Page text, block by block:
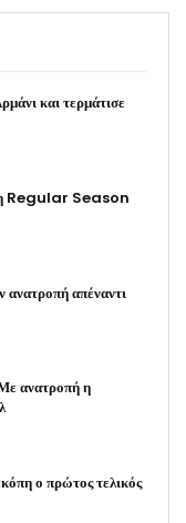
και τερμάτισε
τη Regular Season
απέναντι
ανατροπή η
ο πρώτος τελικός